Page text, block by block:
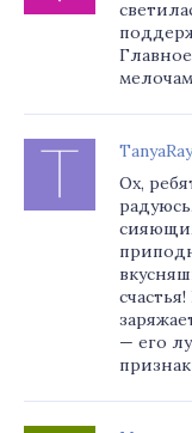
TanyaRay
Ох,
— его
признак